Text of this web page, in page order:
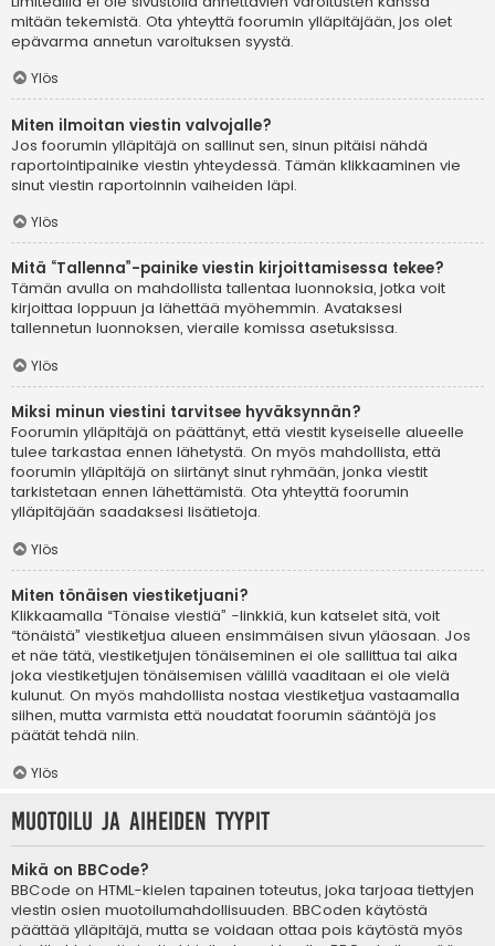
mitään tekemistä. Ota yhteyttä foorumin ylläpitäjään, jos olet
epävarma annetun varoituksen syystä.
Ylös
Miten ilmoitan viestin valvojalle?
Jos foorumin ylläpitäjä on sallinut sen, sinun pitäisi nähdä
raportointipainike viestin yhteydessä. Tämän klikkaaminen vie
sinut viestin raportoinnin vaiheiden läpi.
Ylös
Mitä “Tallenna”-painike viestin kirjoittamisessa tekee?
Tämän avulla on mahdollista tallentaa luonnoksia, jotka voit
kirjoittaa loppuun ja lähettää myöhemmin. Avataksesi
tallennetun luonnoksen, vieraile komissa asetuksissa.
Ylös
Miksi minun viestini tarvitsee hyväksynnän?
Foorumin ylläpitäjä on päättänyt, että viestit kyseiselle alueelle
tulee tarkastaa ennen lähetystä. On myös mahdollista, että
foorumin ylläpitäjä on siirtänyt sinut ryhmään, jonka viestit
tarkistetaan ennen lähettämistä. Ota yhteyttä foorumin
ylläpitäjään saadaksesi lisätietoja.
Ylös
Miten tönäisen viestiketjuani?
Klikkaamalla “Tönaise viestiä” -linkkiä, kun katselet sitä, voit
“tönäistä” viestiketjua alueen ensimmäisen sivun yläosaan. Jos
et näe tätä, viestiketjujen tönäiseminen ei ole sallittua tai aika
joka viestiketjujen tönäisemisen välillä vaaditaan ei ole vielä
kulunut. On myös mahdollista nostaa viestiketjua vastaamalla
siihen, mutta varmista että noudatat foorumin sääntöjä jos
päätät tehdä niin.
Ylös
Muotoilu ja aiheiden tyypit
Mikä on BBCode?
BBCode on HTML-kielen tapainen toteutus, joka tarjoaa tiettyjen
viestin osien muotoilumahdollisuuden. BBCoden käytöstä
päättää ylläpitäjä, mutta se voidaan ottaa pois käytöstä myös